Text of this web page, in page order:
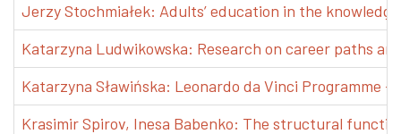
Jerzy Stochmiałek: Adults’ education in the
Katarzyna Ludwikowska: Research on career paths
Katarzyna Sławińska: Leonardo da Vinci Programme
Krasimir Spirov, Inesa Babenko: The structural